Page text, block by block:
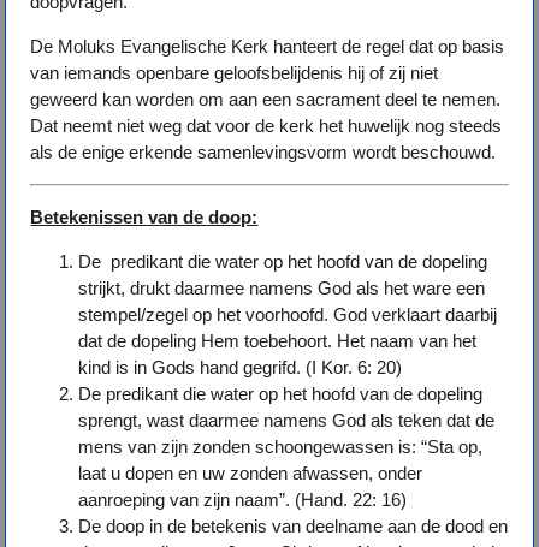
De Moluks Evangelische Kerk hanteert de regel dat op basis
van iemands openbare geloofsbelijdenis hij of zij niet
geweerd kan worden om aan een sacrament deel te nemen.
Dat neemt niet weg dat voor de kerk het huwelijk nog steeds
als de enige erkende samenlevingsvorm wordt beschouwd.
Betekenissen van de doop:
De predikant die water op het hoofd van de dopeling
strijkt, drukt daarmee namens God als het ware een
stempel/zegel op het voorhoofd. God verklaart daarbij
dat de dopeling Hem toebehoort. Het naam van het
kind is in Gods hand gegrifd. (I Kor. 6: 20)
De predikant die water op het hoofd van de dopeling
sprengt, wast daarmee namens God als teken dat de
mens van zijn zonden schoongewassen is: “Sta op,
laat u dopen en uw zonden afwassen, onder
aanroeping van zijn naam”. (Hand. 22: 16)
De doop in de betekenis van deelname aan de dood en